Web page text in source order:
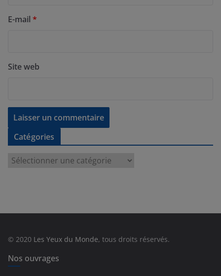
E-mail *
Site web
Catégories
e
© 2020 Les Yeux du Monde, tous droits réservés.
Nos ouvrages